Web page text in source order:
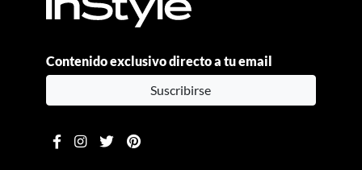
Contenido exclusivo directo a tu email
Suscribirse